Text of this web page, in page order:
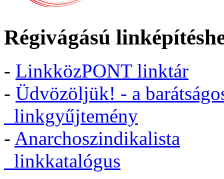
Régivágású
- LinkközPONT linktár
- Üdvözöljük! - a
linkgyűjtemény
- Anarchoszindikalista
linkkatalógus